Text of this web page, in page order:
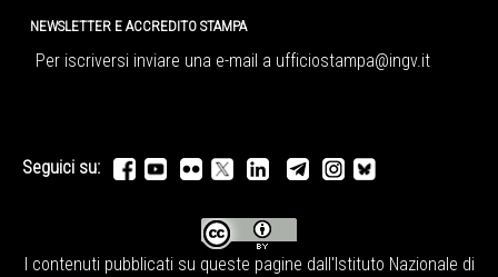
NEWSLETTER E ACCREDITO STAMPA
Per iscriversi inviare una e-mail a ufficiostampa@ingv.it
Seguici su:
I contenuti pubblicati su queste pagine dall' Istituto Nazionale di